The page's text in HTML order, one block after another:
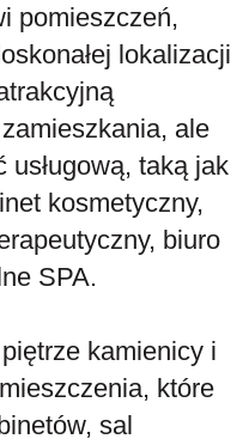
pomieszczeń,
lokalizacji
ale
usługową, taką jak
kosmetyczny,
biuro
SPA.
kamienicy i
które
sal